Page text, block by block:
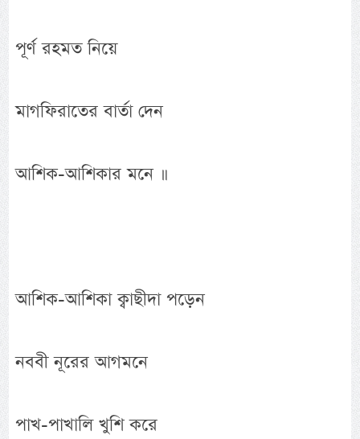
পূর্ণ রহমত নিয়ে
মাগফিরাতের বার্তা দেন
আশিক-আশিকার মনে ॥
আশিক-আশিকা ক্বাছীদা পড়েন
নববী নূরের আগমনে
পাখ-পাখালি খুশি করে